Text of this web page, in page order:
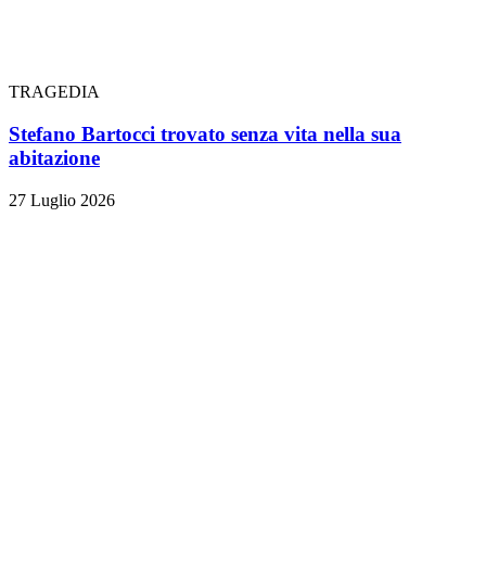
TRAGEDIA
Stefano Bartocci trovato senza vita nella sua
abitazione
27 Luglio 2026